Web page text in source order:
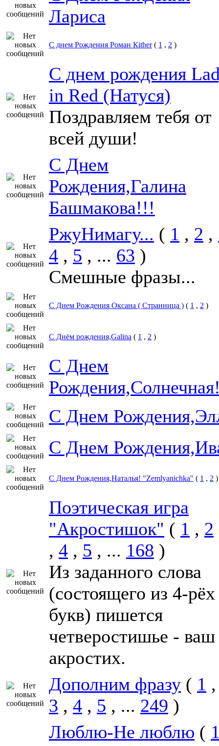
Лариса
С днем Рождения Роман Кither ( 1 , 2 )
С днем рождения
in Red (Натуся)
Поздравляем тебя от
всей души!
С Днем
Рождения,Галина
Башмакова!!!
РжуНимагу... ( 1 , 2 ,
4 , 5 , ... 63 )
Смешные фразы...
С Днем Рождения Оксана ( Странница ) ( 1 , 2 )
С Днём рождения,Galina ( 1 , 2 )
С Днем
С Днем
С Днем
С Днем Рождения,Наталья! "Zemlyanichka" ( 1 , 2 )
Поэтическая игра
"Акростишок" ( 1 , 2
, 4 , 5 , ... 168 )
Из заданного слова
(состоящего из 4-рёх
букв) пишется
четверостишье - ваш
акростих.
Дополним фразу ( 1
3 , 4 , 5 , ... 249
Люблю-Не люблю (